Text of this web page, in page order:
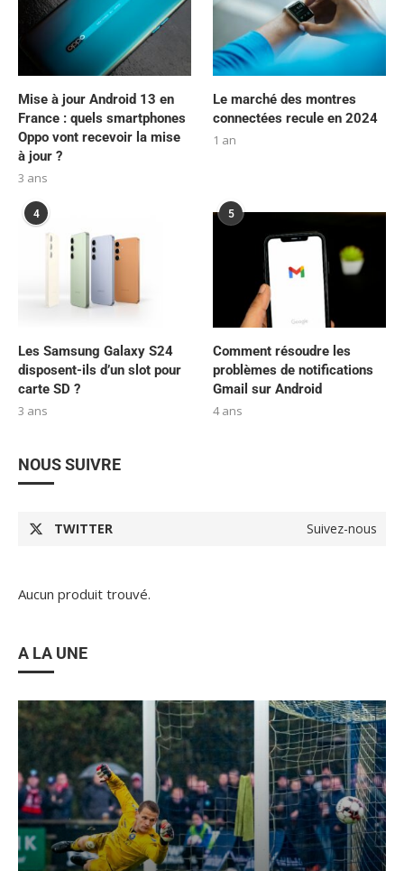
Mise à jour Android 13 en
France : quels smartphones
Oppo vont recevoir la mise
à jour ?
3 ans
Le marché des montres
connectées recule en 2024
1 an
4
Les Samsung Galaxy S24
disposent-ils d’un slot pour
carte SD ?
3 ans
5
Comment résoudre les
problèmes de notifications
Gmail sur Android
4 ans
NOUS SUIVRE
TWITTER Suivez-nous
Aucun produit trouvé.
A LA UNE